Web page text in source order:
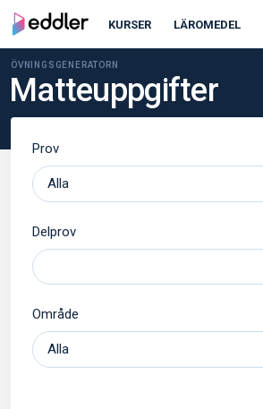
KURSER LÄROMEDEL
ÖVNINGSGENERATORN
Matteuppgifter
Prov
Delprov
Område